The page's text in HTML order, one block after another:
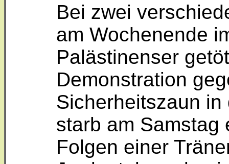
Bei zwei
am Wochenende
Palästinenser
Demonstration
Sicherheitszaun in
starb am Samstag
Folgen einer